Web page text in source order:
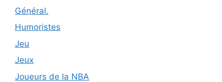
Général.
Humoristes
Jeu
Jeux
Joueurs de la NBA